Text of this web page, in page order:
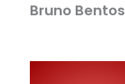
Bruno Bentos